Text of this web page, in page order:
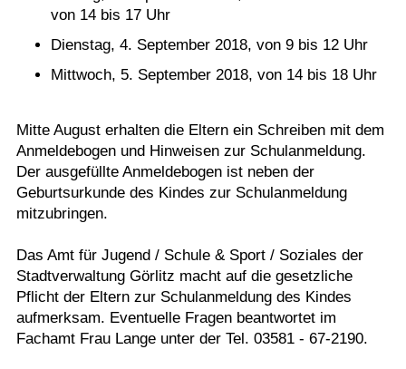
von 14 bis 17 Uhr
Dienstag, 4. September 2018, von 9 bis 12 Uhr
Mittwoch, 5. September 2018, von 14 bis 18 Uhr
Mitte August erhalten die Eltern ein Schreiben mit dem
Anmeldebogen und Hinweisen zur Schulanmeldung.
Der ausgefüllte Anmeldebogen ist neben der
Geburtsurkunde des Kindes zur Schulanmeldung
mitzubringen.
Das Amt für Jugend / Schule & Sport / Soziales der
Stadtverwaltung Görlitz macht auf die gesetzliche
Pflicht der Eltern zur Schulanmeldung des Kindes
aufmerksam. Eventuelle Fragen beantwortet im
Fachamt Frau Lange unter der Tel. 03581 - 67-2190.